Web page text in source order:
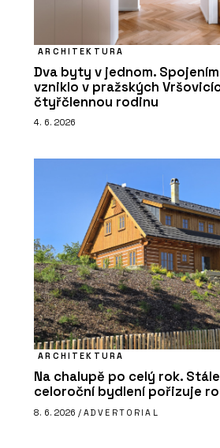
ARCHITEKTURA
Dva byty v jednom.
vzniklo v pražských
čtyřčlennou rodinu
4. 6. 2026
ARCHITEKTURA
Na chalupě po celý rok.
celoroční bydlení pořizuje
8. 6. 2026 / ADVERTORIAL